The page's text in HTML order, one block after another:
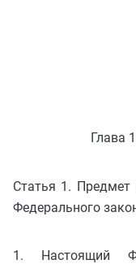
Статья 1. Предмет
Федерального
1. Настоящий